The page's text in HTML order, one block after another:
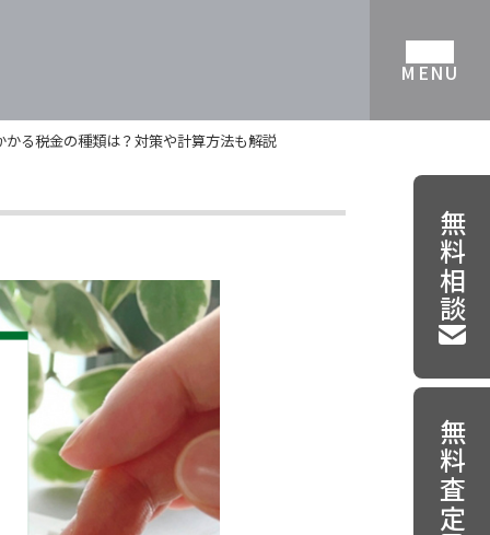
MENU
無料相談
無料査定
かる税金の種類は？対策や計算方法も解説